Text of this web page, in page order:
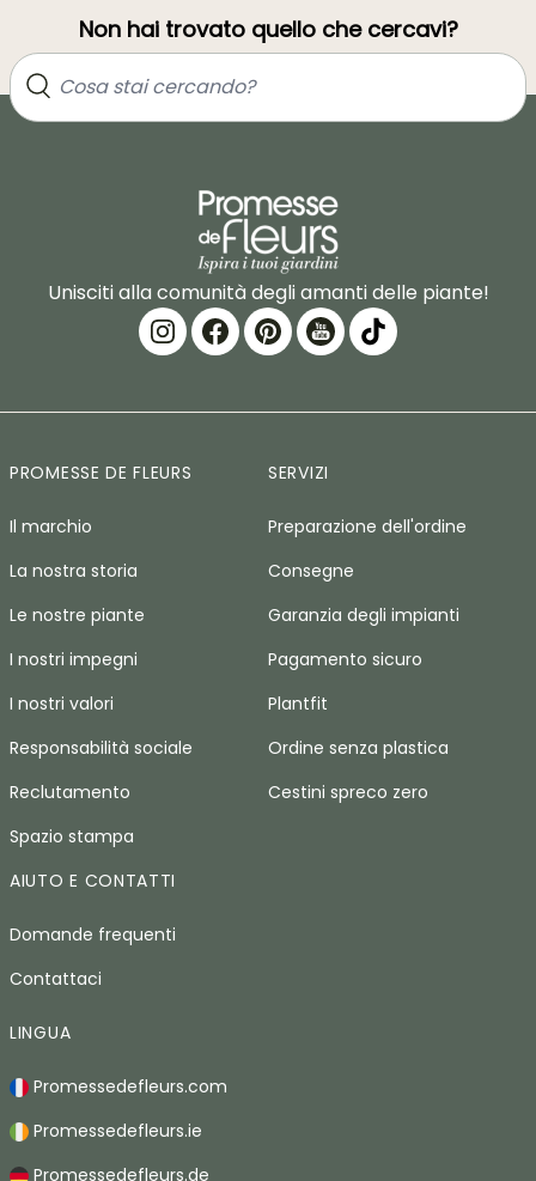
Non hai trovato quello che cercavi?
Unisciti alla comunità degli amanti delle piante!
PROMESSE DE FLEURS
Il marchio
La nostra storia
Le nostre piante
I nostri impegni
I nostri valori
Responsabilità sociale
Reclutamento
Spazio stampa
SERVIZI
Preparazione dell'ordine
Consegne
Garanzia degli impianti
Pagamento sicuro
Plantfit
Ordine senza plastica
Cestini spreco zero
AIUTO E CONTATTI
Domande frequenti
Contattaci
LINGUA
Promessedefleurs.com
Promessedefleurs.ie
Promessedefleurs.de